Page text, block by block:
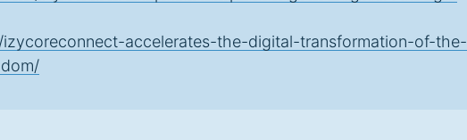
accelerates-the-digital-transformation-of-the-